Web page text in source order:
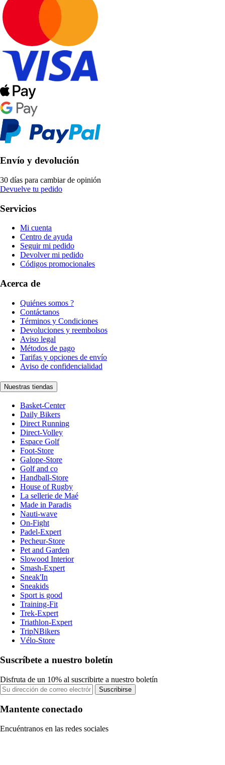
Envío y devolución
30 días para cambiar de opinión
Devuelve tu pedido
Servicios
Mi cuenta
Centro de ayuda
Seguir mi pedido
Devolver mi pedido
Códigos promocionales
Acerca de
Quiénes somos ?
Contáctanos
Términos y Condiciones
Devoluciones y reembolsos
Aviso legal
Métodos de pago
Tarifas y opciones de envío
Aviso de confidencialidad
Nuestras tiendas
Basket-Center
Daily Bikers
Direct Running
Direct-Volley
Espace Golf
Foot-Store
Galope-Store
Golf and co
Handball-Store
House of Rugby
La sellerie de Maé
Made in Paradis
Nauti-wave
On-Fight
Padel-Expert
Pecheur-Store
Pet and Garden
Slowood Interior
Smash-Expert
Sneak'In
Sneakids
Sport is good
Training-Fit
Trek-Expert
Triathlon-Expert
TripNBikers
Vélo-Store
Suscríbete a nuestro boletín
Disfruta de un 10% al suscribirte a nuestro boletín
Suscribirse
Mantente conectado
Encuéntranos en las redes sociales